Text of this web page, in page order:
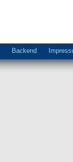
Backend